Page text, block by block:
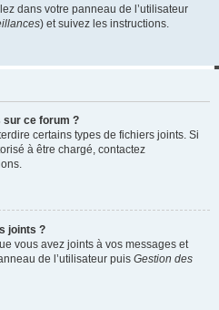
dans votre panneau de l’utilisateur
) et suivez les instructions.
sur ce forum ?
certains types de fichiers joints. Si
à être chargé, contactez
joints ?
vous avez joints à vos messages et
de l’utilisateur puis Gestion des